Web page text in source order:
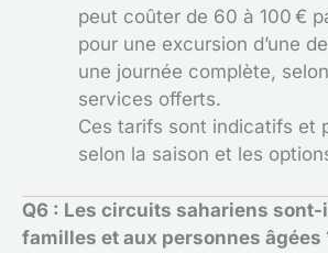
peut coûter de 60 à 100 €
pour une excursion d’une
une journée complète,
services offerts.
Ces tarifs sont indicatifs et
selon la saison et les
Q6 : Les circuits sahariens
familles et aux personnes âgées